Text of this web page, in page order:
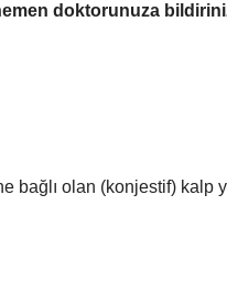
doktorunuza
bağlı olan (konjestif) kalp